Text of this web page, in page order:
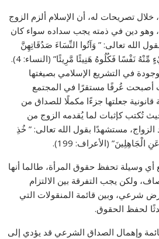
خلال تصريحات له، أن الإسلام ألزم الزوج
وهو دين في ذمته يجب سداده سواء كان
الله تعالى: ” وَآتُوا النِّسَاءَ صَدُقَاتِهِنَّ
نَفْسًا فَكُلُوهُ هَنِيئًا مَّرِيئًا” (النساء: 4).
في التشريع الإسلامي بصيغتها
أصبحت عُرفًا مستقرًا في المجتمع
جعلتها جزءًا مكملًا للصداق من
حيث تُكتب كإثبات لما يُقدمه الزوج من
مستشهدًا بقول الله تعالى: ” خُذِ
(الأعراف: 199).
وسيلة تحفظ حقوق المرأة، طالما أنها
ولكن يجب التفرقة بين الالتزام
شرعي، وبين قائمة المنقولات التي
لحفظ الحقوق.
وإهمال الصداق الشرعي قد يؤدي إلى